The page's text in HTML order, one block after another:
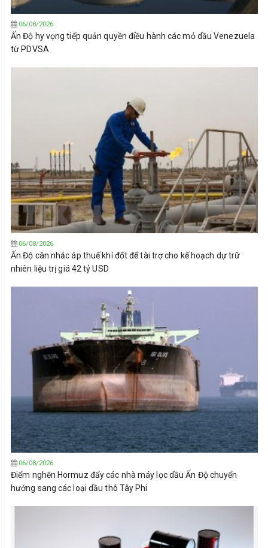
06/08/2026
Ấn Độ hy vọng tiếp quản quyền điều hành các mỏ dầu Venezuela
từ PDVSA
06/08/2026
Ấn Độ cân nhắc áp thuế khí đốt để tài trợ cho kế hoạch dự trữ
nhiên liệu trị giá 42 tỷ USD
06/08/2026
Điểm nghẽn Hormuz đẩy các nhà máy lọc dầu Ấn Độ chuyển
hướng sang các loại dầu thô Tây Phi